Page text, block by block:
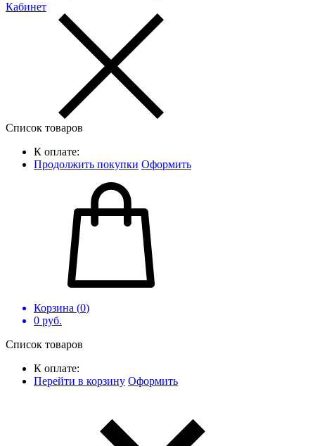
Кабинет
Список товаров
К оплате:
Продолжить покупки Оформить
Корзина (0)
0 руб.
Список товаров
К оплате:
Перейти в корзину Оформить